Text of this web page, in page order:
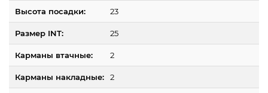
Высота посадки: 23
Размер INT: 25
Карманы втачные: 2
Карманы накладные: 2